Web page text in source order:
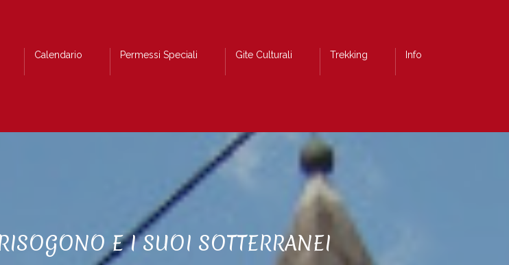
Calendario Permessi Speciali Gite Culturali Trekking Info
E I SUOI SOTTERRANEI